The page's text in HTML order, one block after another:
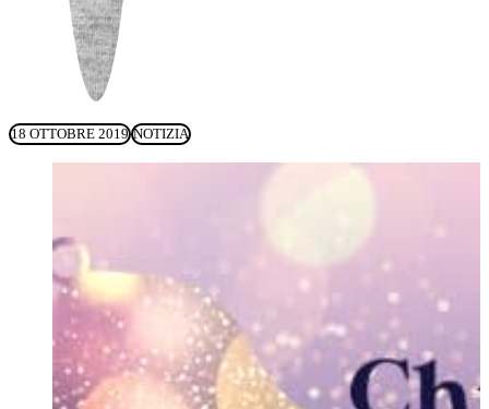
18 OTTOBRE 2019 NOTIZIA